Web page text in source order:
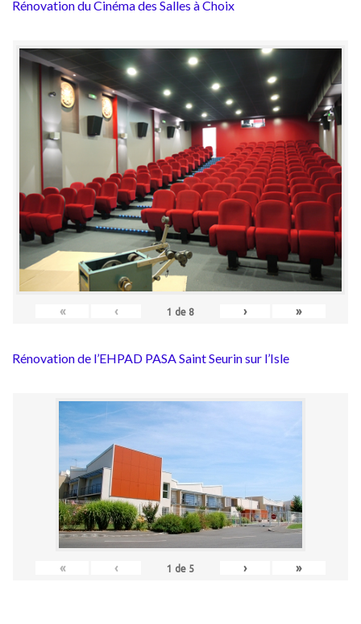
Rénovation du Cinéma des Salles à Choix
« ‹ 1 de 8 › »
Rénovation de l’EHPAD PASA Saint Seurin sur l’Isle
« ‹ 1 de 5 › »